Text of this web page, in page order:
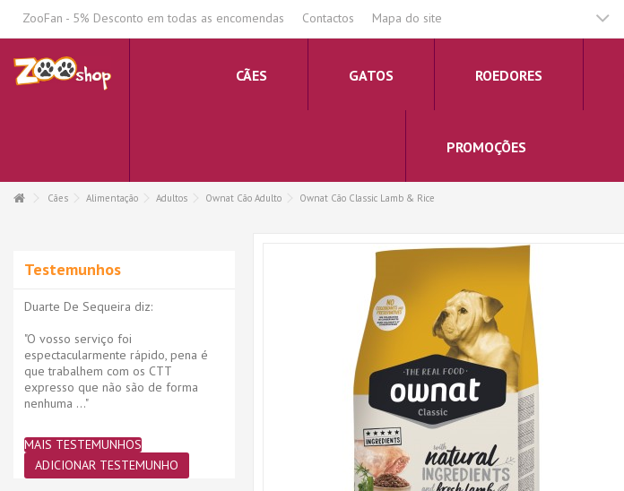
ZooFan - 5% Desconto em todas as encomendas Contactos Mapa do site
CÃES GATOS ROEDORES
PROMOÇÕES
Cães Alimentação Adultos Ownat Cão Adulto Ownat Cão Classic Lamb & Rice
Testemunhos
Duarte De Sequeira diz:
"O vosso serviço foi
espectacularmente rápido, pena é
que trabalhem com os CTT
expresso que não são de forma
nenhuma ..."
MAIS TESTEMUNHOS
ADICIONAR TESTEMUNHO